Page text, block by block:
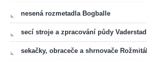
nesená rozmetadla Bogballe
secí stroje a zpracování půdy Vaderstad
sekačky, obraceče a shrnovače Rožmitál